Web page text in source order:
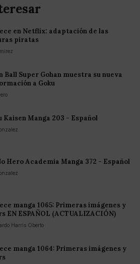
en Netflix: adaptación de las
piratas
Ball Super Gohan muestra su nueva
a Goku
Kaisen Manga 203 - Español
Hero Academia Manga 372 - Español
manga 1065: Primeras imágenes y
EN ESPAÑOL (ACTUALIZACIÓN)
Harris Oberto
manga 1064: Primeras imágenes y